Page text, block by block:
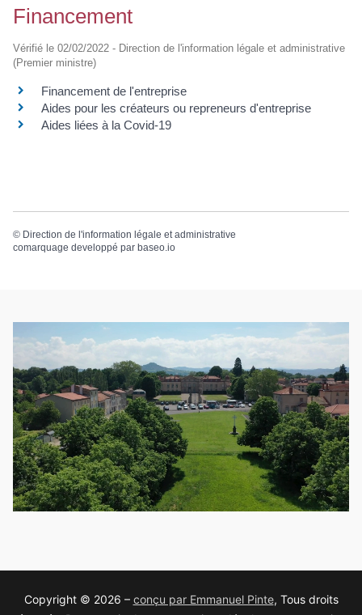
Financement
Vérifié le 02/02/2022 - Direction de l'information légale et administrative
(Premier ministre)
Financement de l'entreprise
Aides pour les créateurs ou repreneurs d'entreprise
Aides liées à la Covid-19
© Direction de l'information légale et administrative
comarquage developpé par baseo.io
Copyright © 2026 – conçu par Emmanuel Pinte, Tous droits